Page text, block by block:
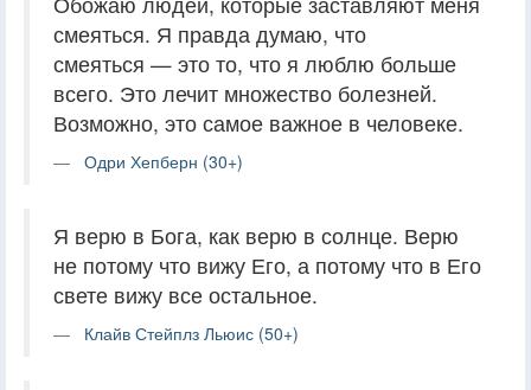
смеяться. Я правда думаю, что
смеяться — это то, что я люблю больше
всего. Это лечит множество болезней.
Возможно, это самое важное в человеке.
Одри Хепберн (30+)
Я верю в Бога, как верю в солнце. Верю
не потому что вижу Его, а потому что в Его
свете вижу все остальное.
Клайв Стейплз Льюис (50+)